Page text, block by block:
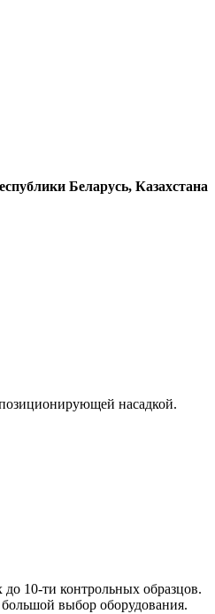
Беларусь, Казахстана
насадкой.
10-ти контрольных образцов.
выбор оборудования.